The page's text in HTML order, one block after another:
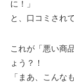
に！」
と、口コミされ
これが「悪い商
ょう？！
「まあ、こんな